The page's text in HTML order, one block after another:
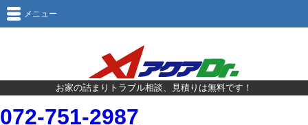
お家の詰まりトラブル相談、見積りは無料です！
072-751-2987
メニュー